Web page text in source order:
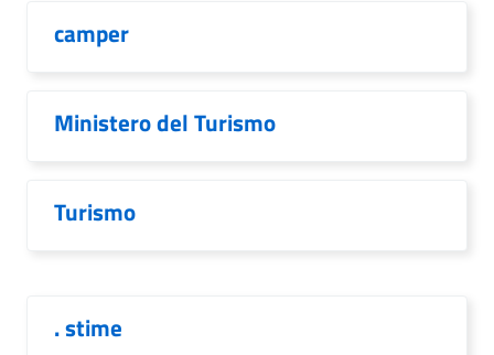
camper
Ministero del Turismo
Turismo
. stime